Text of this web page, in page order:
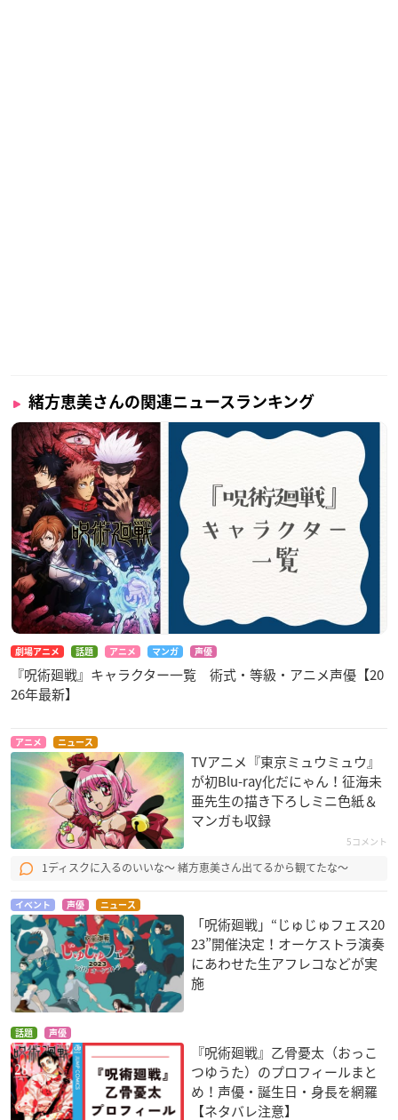
緒方恵美さんの関連ニュースランキング
劇場アニメ 話題 アニメ マンガ 声優
『呪術廻戦』キャラクター一覧 術式・等級・アニメ声優【20
26年最新】
アニメ ニュース
TVアニメ『東京ミュウミュウ』
が初Blu-ray化だにゃん！征海未
亜先生の描き下ろしミニ色紙＆
マンガも収録
5コメント
1ディスクに入るのいいな～ 緒方恵美さん出てるから観てたな～
イベント 声優 ニュース
「呪術廻戦」“じゅじゅフェス20
23”開催決定！オーケストラ演奏
にあわせた生アフレコなどが実
施
話題 声優
『呪術廻戦』乙骨憂太（おっこ
つゆうた）のプロフィールまと
め！声優・誕生日・身長を網羅
【ネタバレ注意】